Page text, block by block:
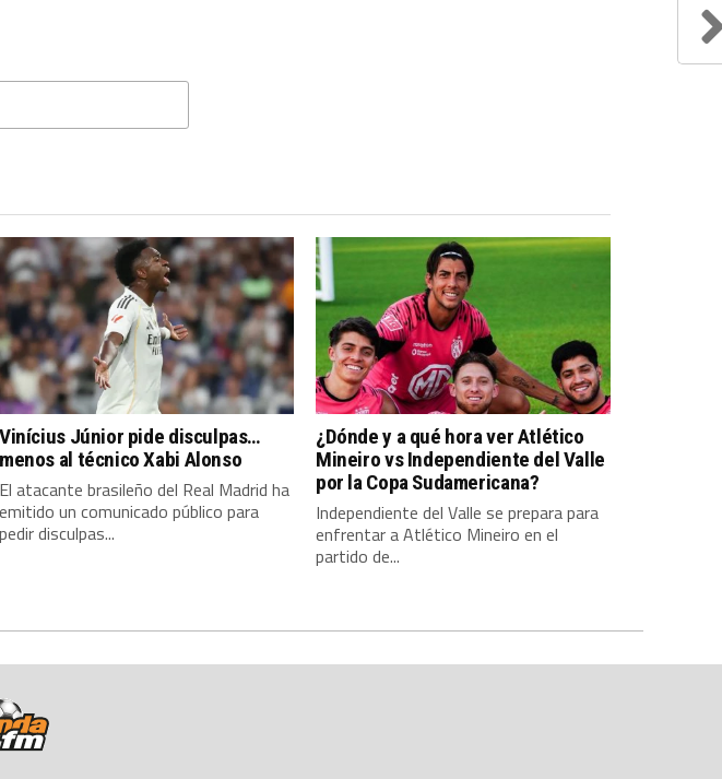
Vinícius Júnior pide disculpas…
menos al técnico Xabi Alonso
El atacante brasileño del Real Madrid ha
emitido un comunicado público para
pedir disculpas...
¿Dónde y a qué hora ver Atlético
Mineiro vs Independiente del Valle
por la Copa Sudamericana?
Independiente del Valle se prepara para
enfrentar a Atlético Mineiro en el
partido de...